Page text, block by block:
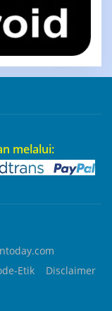
melalui:
Etik
Disclaimer